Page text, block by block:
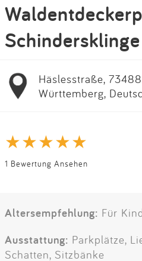
Schindersklinge
Häslesstraße,
Württemberg,
1 Bewertung Ansehen
Altersempfehlung: Für
Ausstattung: Parkplätze,
Schatten, Sitzbänke